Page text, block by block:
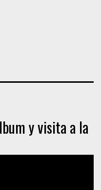
y visita a la